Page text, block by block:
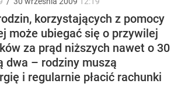
korzystających z pomocy
może ubiegać się o przywilej
za prąd niższych nawet o 30
dwa – rodziny muszą
i regularnie płacić rachunki